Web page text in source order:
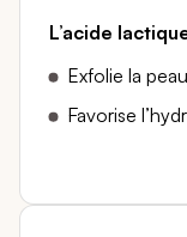
L’acide
Exfolie la
Favorise